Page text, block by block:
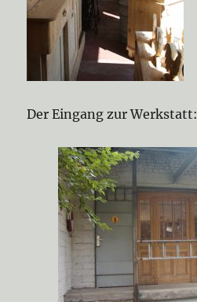
Der Eingang zur Werkstatt: